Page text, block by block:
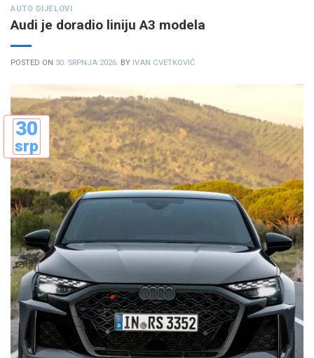
AUTO DIJELOVI
Audi je doradio liniju A3 modela
POSTED ON 30. SRPNJA 2026. BY IVAN CVETKOVIĆ
30
srp